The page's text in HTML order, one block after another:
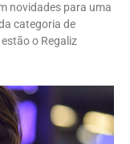
novidades para uma
categoria de
o Regaliz